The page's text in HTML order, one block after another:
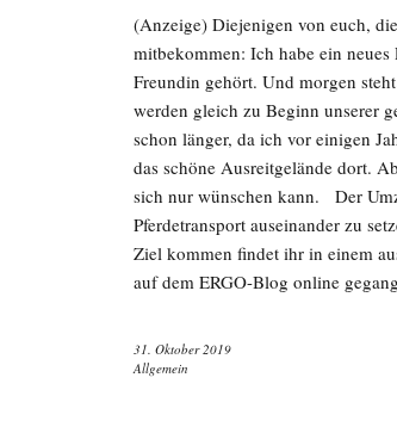
(Anzeige) Diejenigen von euch,
mitbekommen: Ich habe ein
Freundin gehört. Und morgen
werden gleich zu Beginn unserer
schon länger, da ich vor einigen
das schöne Ausreitgelände dort.
sich nur wünschen kann. Der
Pferdetransport auseinander zu
Ziel kommen findet ihr in einem
auf dem ERGO-Blog online
31. Oktober 2019
Allgemein